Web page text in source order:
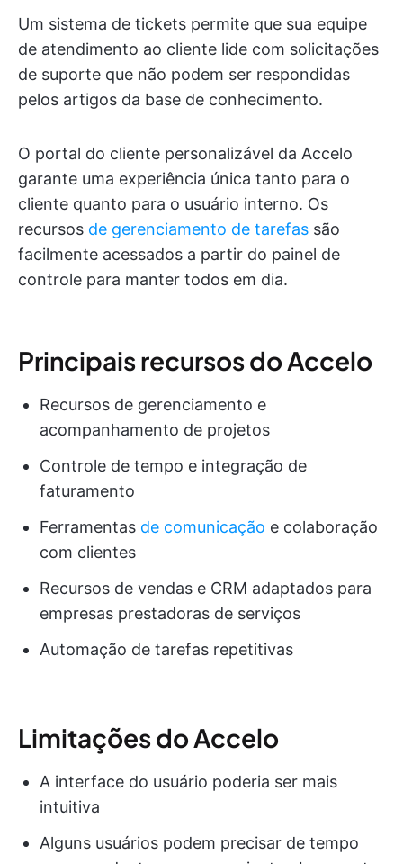
Um sistema de tickets permite que sua equipe
de atendimento ao cliente lide com solicitações
de suporte que não podem ser respondidas
pelos artigos da base de conhecimento.
O portal do cliente personalizável da Accelo
garante uma experiência única tanto para o
cliente quanto para o usuário interno. Os
recursos de gerenciamento de tarefas são
facilmente acessados a partir do painel de
controle para manter todos em dia.
Principais recursos do Accelo
Recursos de gerenciamento e
acompanhamento de projetos
Controle de tempo e integração de
faturamento
Ferramentas de comunicação e colaboração
com clientes
Recursos de vendas e CRM adaptados para
empresas prestadoras de serviços
Automação de tarefas repetitivas
Limitações do Accelo
A interface do usuário poderia ser mais
intuitiva
Alguns usuários podem precisar de tempo